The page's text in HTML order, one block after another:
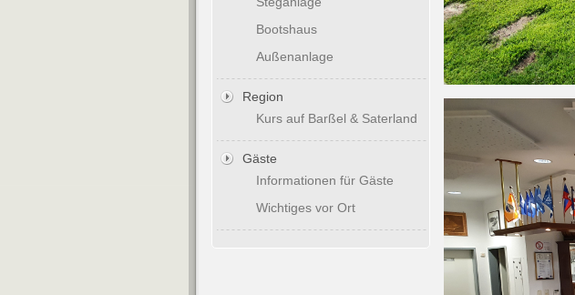
Bootshaus
Außenanlage
Region
Kurs auf Barßel & Saterland
Gäste
Informationen für Gäste
Wichtiges vor Ort